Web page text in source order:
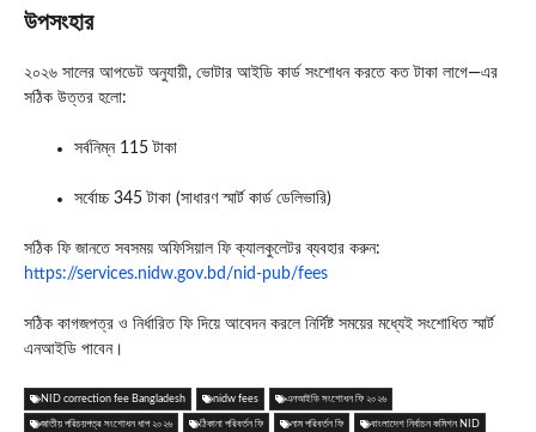
উপসংহার
২০২৬ সালের আপডেট অনুযায়ী, ভোটার আইডি কার্ড সংশোধন করতে কত টাকা লাগে—এর
সঠিক উত্তর হলো:
সর্বনিম্ন 115 টাকা
সর্বোচ্চ 345 টাকা (সাধারণ স্মার্ট কার্ড ডেলিভারি)
সঠিক ফি জানতে সবসময় অফিসিয়াল ফি ক্যালকুলেটর ব্যবহার করুন:
https://services.nidw.gov.bd/nid-pub/fees
সঠিক কাগজপত্র ও নির্ধারিত ফি দিয়ে আবেদন করলে নির্দিষ্ট সময়ের মধ্যেই সংশোধিত স্মার্ট
এনআইডি পাবেন।
NID correction fee Bangladesh nidw fees এনআইডি সংশোধন ফি ২০২৬
জাতীয় পরিচয়পত্র সংশোধন ধাপ ২০২৬ ঠিকানা পরিবর্তন ফি নাম পরিবর্তন ফি বাংলাদেশ নির্বাচন কমিশন NID